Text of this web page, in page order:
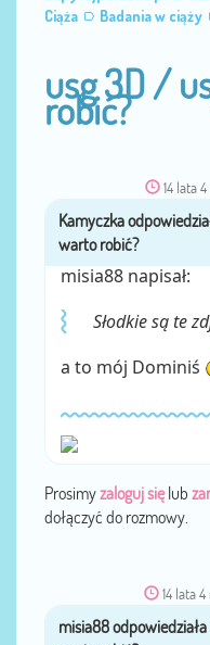
Ciąża
Badania w ciąży
usg 3D /
robić?
14 lata
misia88 napisał:
Słodkie są te
a to mój Dominiś
Prosimyzaloguj sięlub
dołączyć do rozmowy.
14 lata